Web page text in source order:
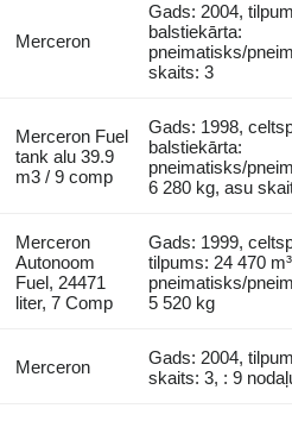
Merceron
Gads: 2004,
balstiekārta:
pneimatisks/
skaits: 3
Merceron Fuel
tank alu 39.9
m3 / 9 comp
Gads: 1998,
balstiekārta:
pneimatisks/
6 280 kg, asu
Merceron
Autonoom
Fuel, 24471
liter, 7 Comp
Gads: 1999,
tilpums: 24 470
pneimatisks/
5 520 kg
Merceron
Gads: 2004,
skaits: 3, : 9